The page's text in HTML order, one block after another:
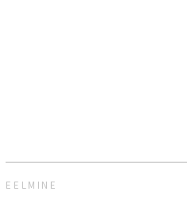
EELMINE